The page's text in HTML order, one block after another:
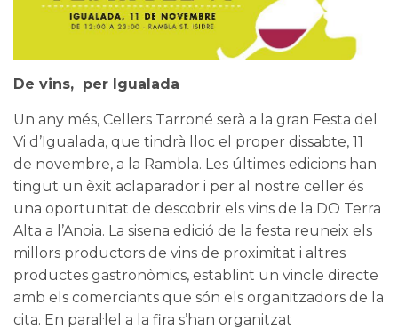
De vins, per Igualada
Un any més, Cellers Tarroné serà a la gran Festa del
Vi d’Igualada, que tindrà lloc el proper dissabte, 11
de novembre, a la Rambla. Les últimes edicions han
tingut un èxit aclaparador i per al nostre celler és
una oportunitat de descobrir els vins de la DO Terra
Alta a l’Anoia. La sisena edició de la festa reuneix els
millors productors de vins de proximitat i altres
productes gastronòmics, establint un vincle directe
amb els comerciants que són els organitzadors de la
cita. En paral·lel a la fira s’han organitzat